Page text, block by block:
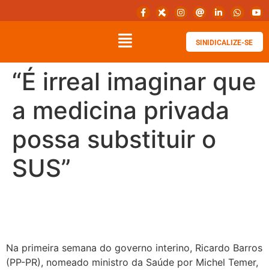
SINIDICALIZE-SE
“É irreal imaginar que
a medicina privada
possa substituir o
SUS”
Na primeira semana do governo interino, Ricardo Barros
(PP-PR), nomeado ministro da Saúde por Michel Temer,